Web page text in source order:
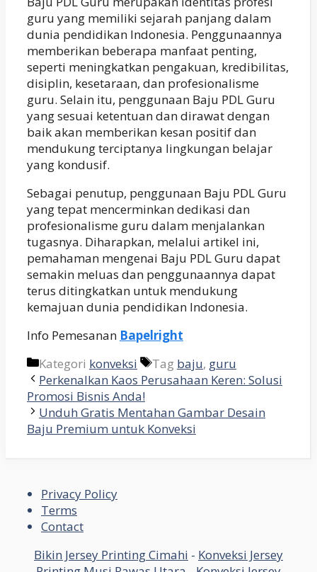
guru yang memiliki sejarah panjang dalam
dunia pendidikan Indonesia. Penggunaannya
memberikan beberapa manfaat penting,
seperti meningkatkan pengakuan, kredibilitas,
disiplin, kesetaraan, dan profesionalisme
guru. Selain itu, penggunaan Baju PDL Guru
yang sesuai ketentuan dan dirawat dengan
baik akan memberikan kesan positif dan
mendukung terciptanya lingkungan belajar
yang kondusif.
Sebagai penutup, penggunaan Baju PDL Guru
yang tepat mencerminkan dedikasi dan
profesionalisme guru dalam menjalankan
tugasnya. Diharapkan, melalui artikel ini,
pemahaman mengenai Baju PDL Guru dapat
semakin meluas dan penggunaannya dapat
terus ditingkatkan untuk mendukung
kemajuan dunia pendidikan Indonesia.
Info Pemesanan Bapelright
Kategori konveksi Tag baju, guru
Perkenalkan Kaos Perusahaan Keren: Solusi
Promosi Bisnis Anda!
Unduh Gratis Mentahan Gambar Desain
Baju Premium untuk Konveksi
Privacy Policy
Terms
Contact
Bikin Jersey Printing Cimahi - Konveksi Jersey